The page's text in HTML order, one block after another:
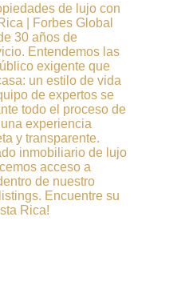
de lujo con
| Forbes Global
30 años de
Entendemos las
exigente que
un estilo de vida
de expertos se
todo el proceso de
experiencia
y transparente.
inmobiliario de lujo
acceso a
de nuestro
Encuentre su
Rica!